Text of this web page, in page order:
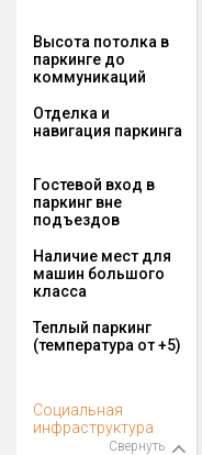
Высота потолка в
паркинге до
коммуникаций
Отделка и
навигация паркинга
Гостевой вход в
паркинг вне
подъездов
Наличие мест для
машин большого
класса
Теплый паркинг
(температура от +5)
Социальная
инфраструктура
Свернуть